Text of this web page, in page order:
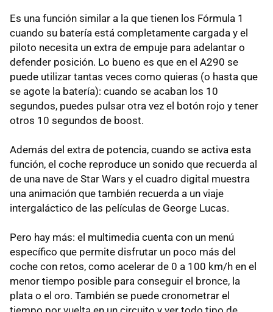
Es una función similar a la que tienen los Fórmula 1
cuando su batería está completamente cargada y el
piloto necesita un extra de empuje para adelantar o
defender posición. Lo bueno es que en el A290 se
puede utilizar tantas veces como quieras (o hasta que
se agote la batería): cuando se acaban los 10
segundos, puedes pulsar otra vez el botón rojo y tener
otros 10 segundos de boost.
Además del extra de potencia, cuando se activa esta
función, el coche reproduce un sonido que recuerda al
de una nave de Star Wars y el cuadro digital muestra
una animación que también recuerda a un viaje
intergaláctico de las películas de George Lucas.
Pero hay más: el multimedia cuenta con un menú
específico que permite disfrutar un poco más del
coche con retos, como acelerar de 0 a 100 km/h en el
menor tiempo posible para conseguir el bronce, la
plata o el oro. También se puede cronometrar el